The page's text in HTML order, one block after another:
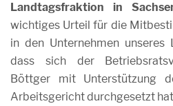
Landtagsfraktion in
wichtiges Urteil für die
in den Unternehmen unseres
dass sich der
Böttger mit Unterstützung
Arbeitsgericht durchgesetzt